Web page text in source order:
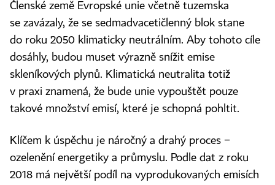
Členské země Evropské unie včetně tuzemska
se zavázaly, že se sedmadvacetičlenný blok stane
do roku 2050 klimaticky neutrálním. Aby tohoto cíle
dosáhly, budou muset výrazně snížit emise
skleníkových plynů. Klimatická neutralita totiž
v praxi znamená, že bude unie vypouštět pouze
takové množství emisí, které je schopná pohltit.
Klíčem k úspěchu je náročný a drahý proces −
ozelenění energetiky a průmyslu. Podle dat z roku
2018 má největší podíl na vyprodukovaných emisích